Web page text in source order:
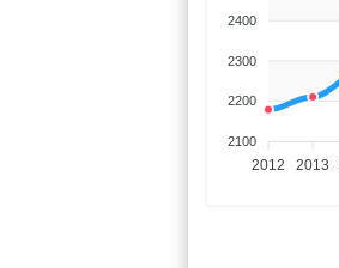
2400
2300
2200
2100
2012 2013